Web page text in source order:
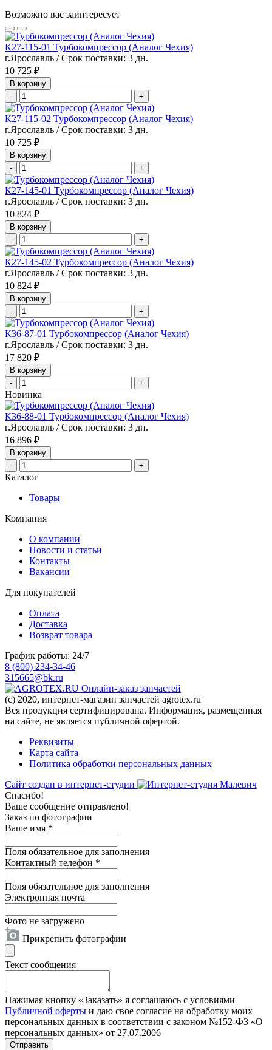
Возможно вас заинтересует
К27-115-01 Турбокомпрессор (Аналог Чехия)
г.Ярославль / Срок поставки: 3 дн.
10 725 ₽
В корзину
-
+
К27-115-02 Турбокомпрессор (Аналог Чехия)
г.Ярославль / Срок поставки: 3 дн.
10 725 ₽
В корзину
-
+
К27-145-01 Турбокомпрессор (Аналог Чехия)
г.Ярославль / Срок поставки: 3 дн.
10 824 ₽
В корзину
-
+
К27-145-02 Турбокомпрессор (Аналог Чехия)
г.Ярославль / Срок поставки: 3 дн.
10 824 ₽
В корзину
-
+
К36-87-01 Турбокомпрессор (Аналог Чехия)
г.Ярославль / Срок поставки: 3 дн.
17 820 ₽
В корзину
-
+
Новинка
К36-88-01 Турбокомпрессор (Аналог Чехия)
г.Ярославль / Срок поставки: 3 дн.
16 896 ₽
В корзину
-
+
Каталог
Товары
Компания
О компании
Новости и статьи
Контакты
Вакансии
Для покупателей
Оплата
Доставка
Возврат товара
График работы: 24/7
8 (800) 234-34-46
315665@bk.ru
Онлайн-заказ запчастей
(c) 2020, интернет-магазин запчастей agrotex.ru
Вся продукция сертифицирована. Информация, размещенная
на сайте, не является публичной офертой.
Реквизиты
Карта сайта
Политика обработки персональных данных
Сайт создан в интернет-студии
Спасибо!
Ваше сообщение отправлено!
Заказ по фотографии
Ваше имя *
Поля обязательное для заполнения
Контактный телефон *
Поля обязательное для заполнения
Электронная почта
Фото не загружено
Прикрепить фотографии
Текст сообщения
Нажимая кнопку «Заказать» я соглашаюсь с условиями
Публичной оферты и даю свое согласие на обработку моих
персональных данных в соответствии с законом №152-ФЗ «О
персональных данных» от 27.07.2006
Отправить